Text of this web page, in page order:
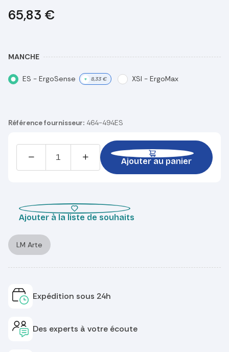
65,83 €
MANCHE
ES - ErgoSense + 8,33€ XSI - ErgoMax
Référence fournisseur: 464-494ES
Ajouter au panier
Ajouter à la liste de souhaits
LM Arte
Expédition sous 24h
Des experts à votre écoute